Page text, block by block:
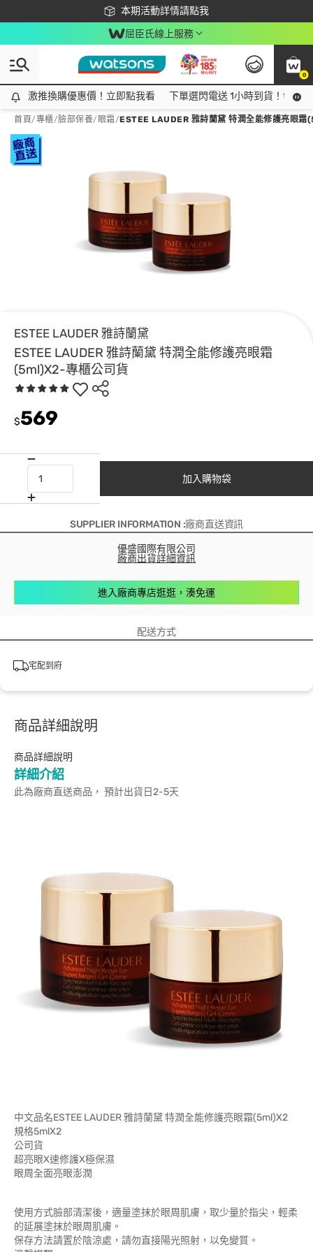
本期活動詳情請點我
下載app最高回饋$350
屈臣氏線上服務
0
激推換購優惠價！立即點我看
激推換購優惠價！立即點我看 下單選閃電送 1小時到貨！領神
首頁/專櫃/臉部保養/ 眼霜/ESTEE LAUDER 雅詩蘭黛 特潤全能修護亮眼
ESTEE LAUDER 雅詩蘭黛
ESTEE LAUDER 雅詩蘭黛 特潤全能修護亮眼霜
(5ml)X2-專櫃公司貨
$569
加入購物袋
SUPPLIER INFORMATION :廠商直送資訊
優盛國際有限公司
廠商出貨詳細資訊
進入廠商專店逛逛，湊免運
配送方式
宅配到府
商品詳細說明
商品詳細說明
詳細介紹
此為廠商直送商品， 預計出貨日2-5天
中文品名ESTEE LAUDER 雅詩蘭黛 特潤全能修護亮眼霜(5ml)X2
規格5mlX2
公司貨
超亮眼X速修護X極保濕
眼周全面亮眼澎潤
使用方式臉部清潔後，適量塗抹於眼周肌膚，取少量於指尖，輕柔
的延展塗抹於眼周肌膚。
保存方法請置於陰涼處，請勿直接陽光照射，以免變質。